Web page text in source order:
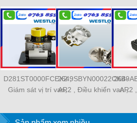
D281ST0000FCEX2 ,
Giám sát vị trí van,
Vietnam ,
2649SBYN00022CKB-
AR2 , Điều khiển van ,
Vietnam ,
AR2